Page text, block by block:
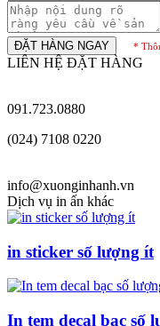
ĐẶT HÀNG NGAY *
LIÊN HỆ ĐẶT HÀNG
091.723.0880
(024) 7108 0220
info@xuonginhanh.vn
Dịch vụ in ấn khác
in sticker số lượng ít
In tem decal bạc số